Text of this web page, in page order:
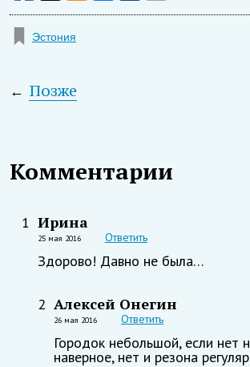
Эстония
← Позже
Комментарии
1 Ирина
25 мая 2016 Ответить
Здорово! Давно не была…
2 Алексей Онегин
26 мая 2016 Ответить
Городок небольшой, если нет
наверное, нет и резона